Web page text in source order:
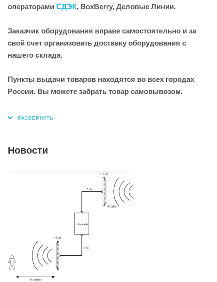
операторами СДЭК, BoxBerry, Деловые Линии.
Заказчик оборудования вправе самостоятельно и за
свой счет организовать доставку оборудования с
нашего склада.
Пункты выдачи товаров находятся во всех городах
России. Вы можете забрать товар самовывозом.
Новости